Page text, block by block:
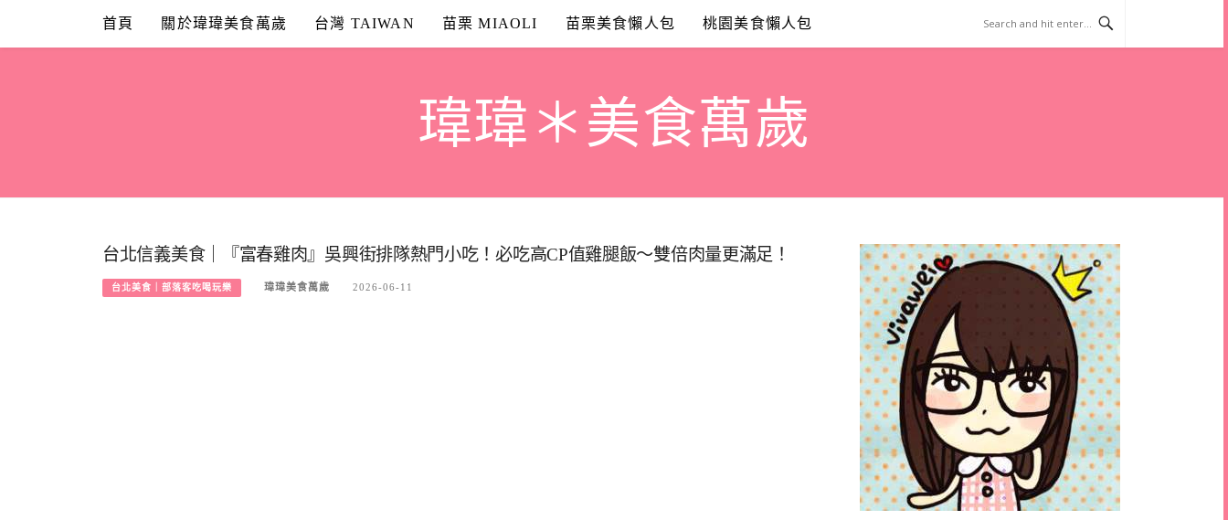
content
首頁 關於瑋瑋美食萬歲 台灣 TAIWAN 苗栗 MIAOLI 苗栗美食懶人包 桃園美食懶人包
瑋瑋＊美食萬歲
台北信義美食｜『富春雞肉』吳興街排隊熱門小吃！必吃高CP值雞腿飯～雙倍肉量更滿足！
台北美食｜部落客吃喝玩樂 瑋瑋美食萬歲 2026-06-11